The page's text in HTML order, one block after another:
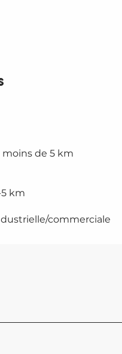
moins de 5 km
km
commerciale
Saint-